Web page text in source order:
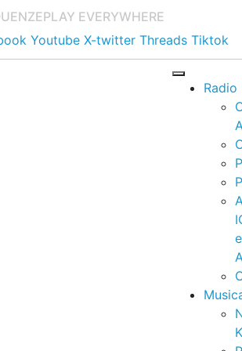
PLAY EVERYWHERE
Youtube X-twitter Threads Tiktok
Radio
e